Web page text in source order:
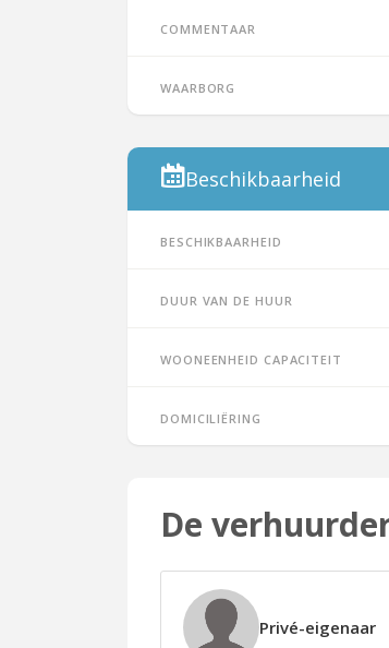
Commentaar
Waarborg
Beschikbaarheid
Beschikbaarheid
Duur van de huur
Wooneenheid capaciteit
Domiciliëring
De
Privé-eigenaar